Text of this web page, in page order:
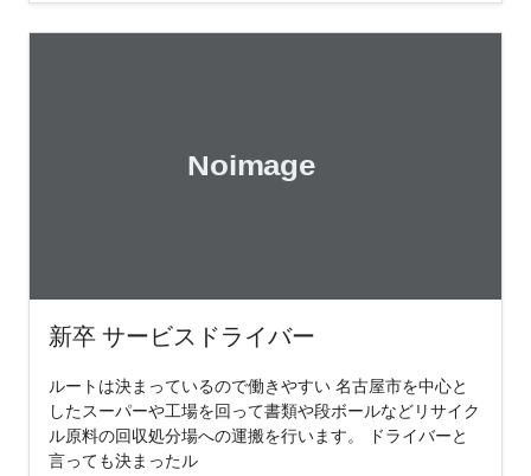
新卒 サービスドライバー
ルートは決まっているので働きやすい 名古屋市を中心と
したスーパーや工場を回って書類や段ボールなどリサイク
ル原料の回収処分場への運搬を行います。 ドライバーと
言っても決まったル